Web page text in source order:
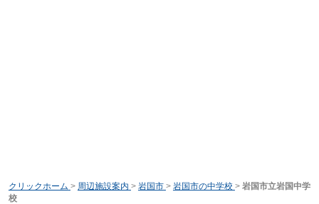
クリックホーム > 周辺施設案内 > 岩国市 > 岩国市の中学校 > 岩国市立岩国中学
校